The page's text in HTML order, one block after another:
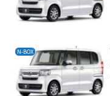
N-BOX